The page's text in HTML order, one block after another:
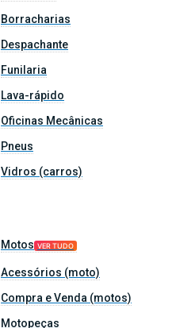
Borracharias
Despachante
Funilaria
Lava-rápido
Oficinas Mecânicas
Pneus
Vidros (carros)
Motos VER TUDO
Acessórios (moto)
Compra e Venda (motos)
Motopeças